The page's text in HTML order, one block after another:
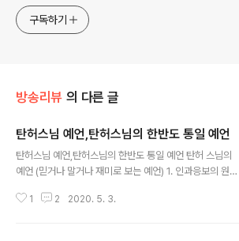
구독하기
방송리뷰 의 다른 글
탄허스님 예언,탄허스님의 한반도 통일 예언
탄허스님 예언,탄허스님의 한반도 통일 예언 탄허 스님의
예언 (믿거나 말거나 재미로 보는 예언) 1. 인과응보의 원리
하니 일본 선조들이 저지른 죄악이 후손들에게 전해질 것
1 2 2020. 5. 3.